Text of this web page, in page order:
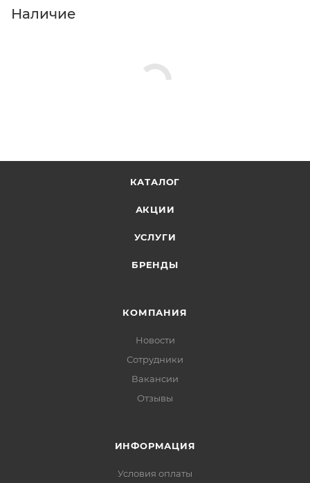
Наличие
КАТАЛОГ
АКЦИИ
УСЛУГИ
БРЕНДЫ
КОМПАНИЯ
Новости
Сотрудники
Вакансии
Отзывы
ИНФОРМАЦИЯ
Условия оплаты